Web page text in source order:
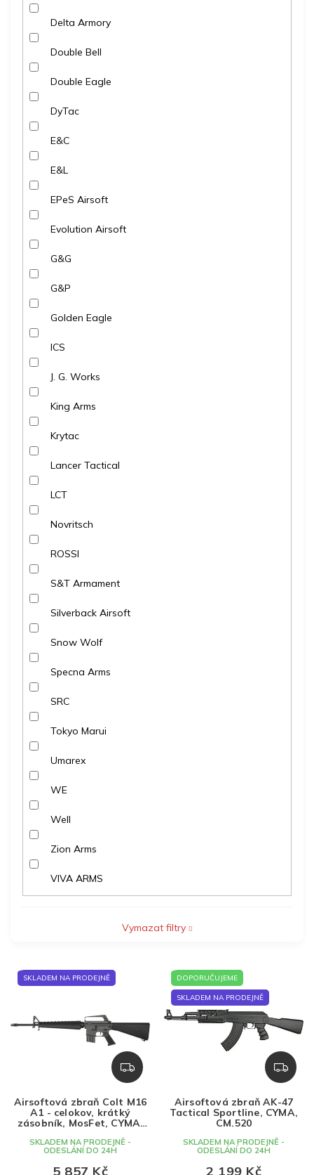
Delta Armory
Double Bell
Double Eagle
DyTac
E&C
E&L
EPeS Airsoft
Evolution Airsoft
G&G
G&P
Golden Eagle
ICS
J. G. Works
King Arms
Krytac
Lancer Tactical
LCT
Novritsch
ROSSI
S&T Armament
Silverback Airsoft
Snow Wolf
Specna Arms
SRC
Tokyo Marui
Umarex
WE
Well
Zion Arms
VIVA ARMS
Vymazat filtry
V
s
u
SKLADEM NA PRODEJNĚ
Z
D
R
M
Airsoftová zbraň Colt M16
A1 - celokov, krátký
zásobník, MosFet, CYMA,
SKLADEM NA PRODEJNĚ -
ODESLÁNÍ DO 24H
5 857 Kč
DOPORUČUJEME
SKLADEM NA PRODEJNĚ
Z
D
R
Airsoftová zbraň AK-47
Tactical Sportline, CYMA,
CM.520
SKLADEM NA PRODEJNĚ -
ODESLÁNÍ DO 24H
2 199 Kč